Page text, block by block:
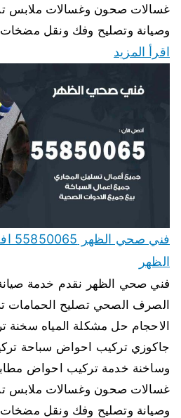
غسالات صحون وغسالات ملابس
وصيانة وتصليح وفك ونقل
اقرأ المزيد
الظهر
فني صحي الظهر نقدم خدمة
الصرف الصحي تصليح الحمامات
الاحجام حل مشكلة المياه سخنة
جاكوزي تركيب احواض سباحة
وساخنة خدمة تركيب احواض
غسالات صحون وغسالات ملابس
وصيانة وتصليح وفك ونقل